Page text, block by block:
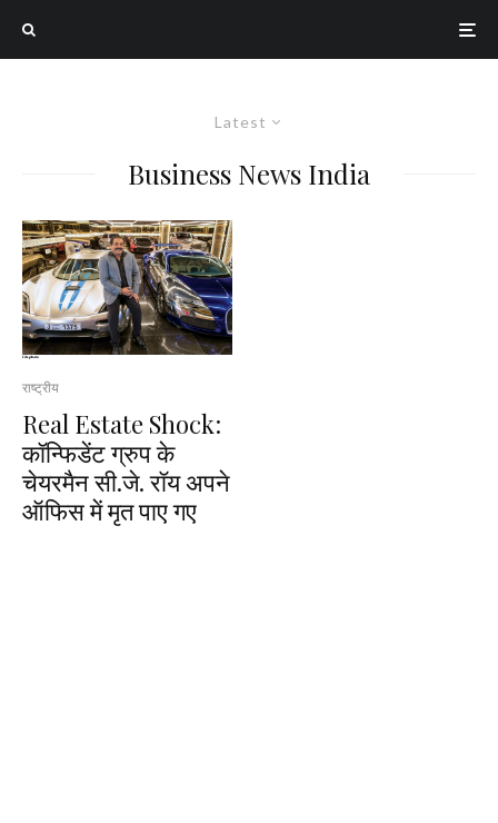
Latest
Business News India
राष्ट्रीय
Real Estate Shock:
कॉन्फिडेंट ग्रुप के
चेयरमैन सी.जे. रॉय अपने
ऑफिस में मृत पाए गए